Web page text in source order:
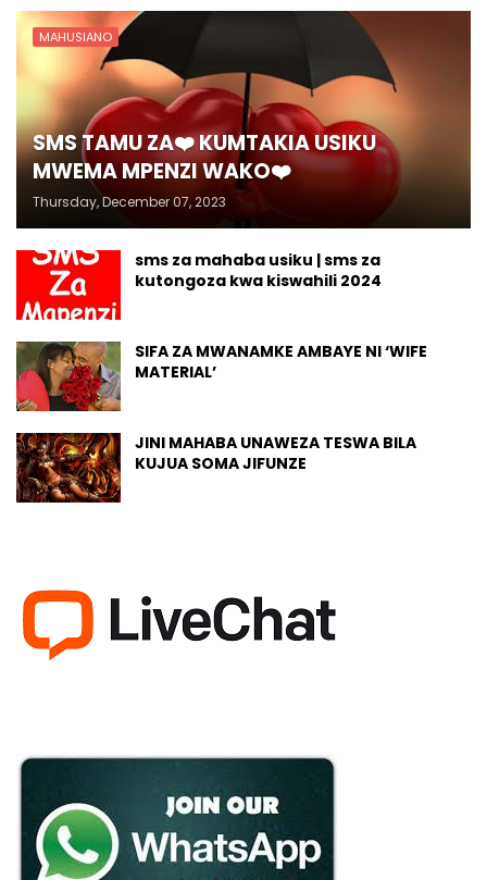
MAHUSIANO
SMS TAMU ZA❤️ KUMTAKIA USIKU
MWEMA MPENZI WAKO❤️
Thursday, December 07, 2023
sms za mahaba usiku | sms za
kutongoza kwa kiswahili 2024
SIFA ZA MWANAMKE AMBAYE NI ‘WIFE
MATERIAL’
JINI MAHABA UNAWEZA TESWA BILA
KUJUA SOMA JIFUNZE